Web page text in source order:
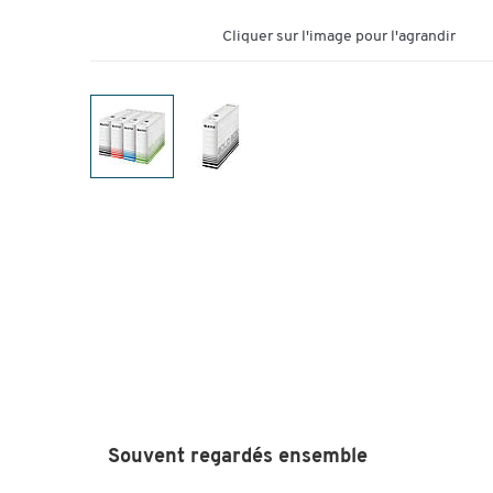
Cliquer sur l'image pour l'agrandir
Souvent regardés ensemble